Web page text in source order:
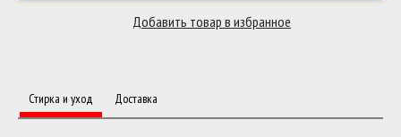
Стирка и уход Доставка